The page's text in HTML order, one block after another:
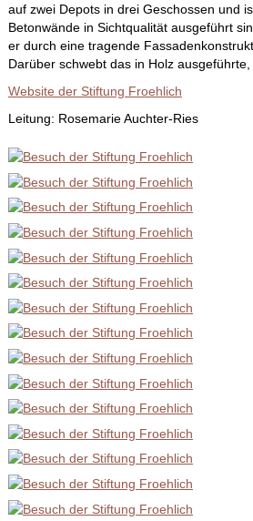
auf zwei Depots in drei Geschossen und
Betonwände in Sichtqualität ausgeführt
er durch eine tragende
Darüber schwebt das in Holz ausgeführte,
Website der Stiftung Froehlich
Leitung: Rosemarie Auchter-Ries